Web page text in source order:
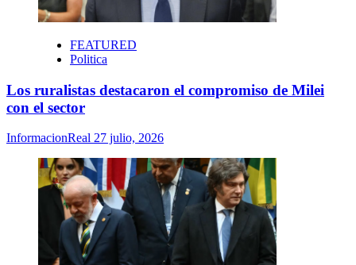
FEATURED
Politica
Los ruralistas destacaron el compromiso de Milei
con el sector
InformacionReal 27 julio, 2026